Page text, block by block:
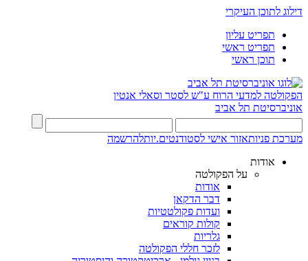
דילוג לתוכן העיקרי
תפריט עליון
תפריט ראשי
תוכן ראשי
הפקולטה למדעי הרוח ע"ש לסטר וסאלי אנטין
אוניברסיטת תל אביב
מערכת פניותאזור אישי לסטודנטים.יותלהרשמה
אודות
על הפקולטה
אודות
דבר הדקאן
ועדות פקולטטיות
קולות קוראים
גלריות
לזכר חללי הפקולטה